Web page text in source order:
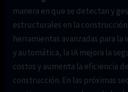
manera en que se detectan y
estructurales en la
herramientas avanzadas para
y automática, la IA mejora la
costos y aumenta la eficiencia
construcción. En las próximas